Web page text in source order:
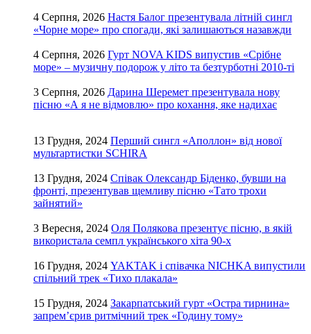
4 Серпня, 2026 Настя Балог презентувала літній сингл
«Чорне море» про спогади, які залишаються назавжди
4 Серпня, 2026 Гурт NOVA KIDS випустив «Срібне
море» – музичну подорож у літо та безтурботні 2010-ті
3 Серпня, 2026 Дарина Шеремет презентувала нову
пісню «А я не відмовлю» про кохання, яке надихає
13 Грудня, 2024 Перший сингл «Аполлон» від нової
мультартистки SCHIRA
13 Грудня, 2024 Співак Олександр Біденко, бувши на
фронті, презентував щемливу пісню «Тато трохи
зайнятий»
3 Вересня, 2024 Оля Полякова презентує пісню, в якій
використала семпл українського хіта 90-х
16 Грудня, 2024 YAKTAK і співачка NICHKA випустили
спільний трек «Тихо плакала»
15 Грудня, 2024 Закарпатський гурт «Остра тирнина»
запрем’єрив ритмічний трек «Годину тому»